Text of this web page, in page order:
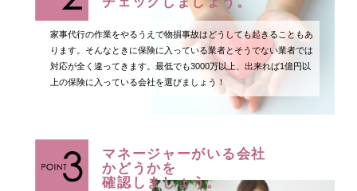
家事代行の作業をやるうえで物損事故はどうしても起きることもあ
ります。そんなときに保険に入っている業者とそうでない業者では
対応が全く違ってきます。最低でも3000万以上、出来れば1億円以
上の保険に入っている会社を選びましょう！
マネージャーがいる会社
かどうかを
確認しましょう。